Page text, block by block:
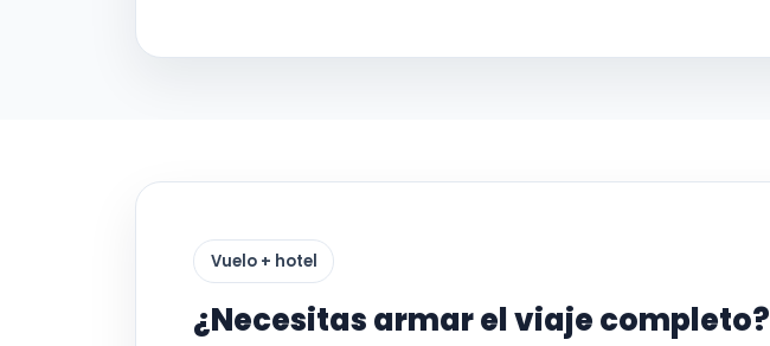
Vuelo + hotel
¿Necesitas armar el viaje completo?